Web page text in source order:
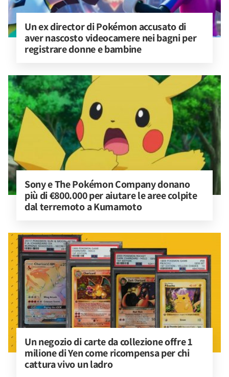
Un ex director di Pokémon accusato di
aver nascosto videocamere nei bagni per
registrare donne e bambine
Sony e The Pokémon Company donano
più di €800.000 per aiutare le aree colpite
dal terremoto a Kumamoto
Un negozio di carte da collezione offre 1
milione di Yen come ricompensa per chi
cattura vivo un ladro